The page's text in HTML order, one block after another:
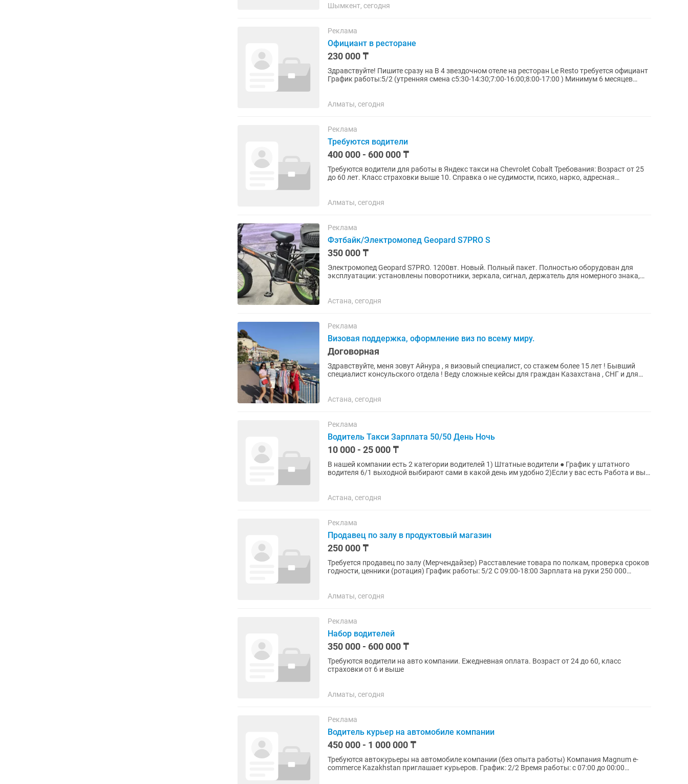
Шымкент, сегодня
Реклама
Официант в ресторане
230 000 ₸
Здравствуйте! Пишите сразу на В 4 звездочном отеле на ресторан Le Resto требуется официант
График работы:5/2 (утренняя смена с5:30-14:30;7:00-16:00;8:00-17:00 ) Минимум 6 месяцев
Алматы, сегодня
Реклама
Требуются водители
400 000 - 600 000 ₸
Требуются водители для работы в Яндекс такси на Chevrolet Cobalt Требования: Возраст от 25
до 60 лет. Класс страховки выше 10. Справка о не судимости, психо, нарко, адресная
Алматы, сегодня
Реклама
Фэтбайк/Электромопед Geopard S7PRO S
350 000 ₸
Электромопед Geopard S7PRO. 1200вт. Новый. Полный пакет. Полностью оборудован для
эксплуатации: установлены поворотники, зеркала, сигнал, держатель для номерного знака,
Астана, сегодня
Реклама
Визовая поддержка, оформление виз по всему миру.
Договорная
Здравствуйте, меня зовут Айнура , я визовый специалист, со стажем более 15 лет ! Бывший
специалист консульского отдела ! Веду сложные кейсы для граждан Казахстана , СНГ и для
Астана, сегодня
Реклама
Водитель Такси Зарплата 50/50 День Ночь
10 000 - 25 000 ₸
В нашей компании есть 2 категории водителей 1) Штатные водители ● График у штатного
водителя 6/1 выходной выбирают сами в какой день им удобно 2)Если у вас есть Работа и вы
Астана, сегодня
Реклама
Продавец по залу в продуктовый магазин
250 000 ₸
Требуется продавец по залу (Мерчендайзер) Расставление товара по полкам, проверка сроков
годности, ценники (ротация) График работы: 5/2 С 09:00-18:00 Зарплата на руки 250 000
Алматы, сегодня
Реклама
Набор водителей
350 000 - 600 000 ₸
Требуются водители на авто компании. Ежедневная оплата. Возраст от 24 до 60, класс
страховки от 6 и выше
Алматы, сегодня
Реклама
Водитель курьер на автомобиле компании
450 000 - 1 000 000 ₸
Требуются автокурьеры на автомобиле компании (без опыта работы) Компания Magnum e-
commerce Kazakhstan приглашает курьеров. График: 2/2 Время работы: с 07:00 до 00:00